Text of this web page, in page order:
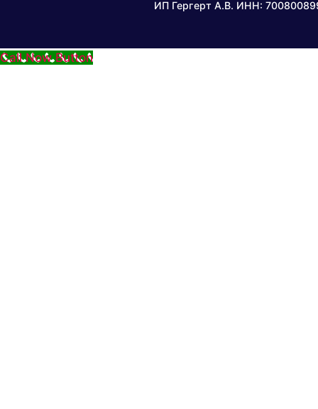
ИП Гергерт А.В. ИНН:
Call Now Button